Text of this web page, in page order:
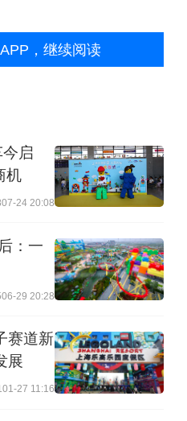
到该剧采用多种投
大嘴龙厨餐厅，以
，继续阅读
今启
机
07-24 20:08
：一
06-29 20:28
赛道新
展
01-27 11:16